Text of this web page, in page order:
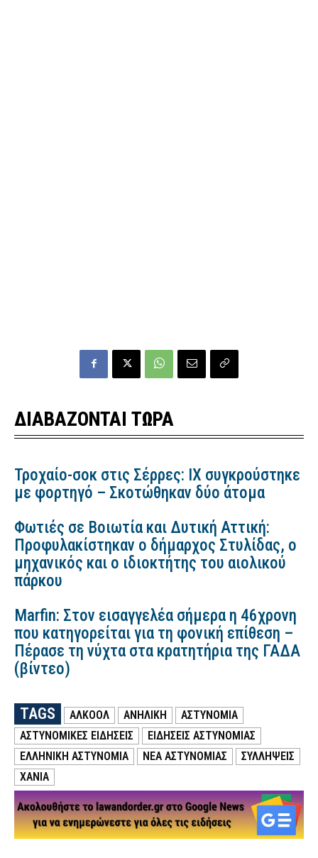
ΔΙΑΒΑΖΟΝΤΑΙ ΤΩΡΑ
Τροχαίο-σοκ στις Σέρρες: ΙΧ συγκρούστηκε
με φορτηγό – Σκοτώθηκαν δύο άτομα
Φωτιές σε Βοιωτία και Δυτική Αττική:
Προφυλακίστηκαν ο δήμαρχος Στυλίδας, ο
μηχανικός και ο ιδιοκτήτης του αιολικού
πάρκου
Marfin: Στον εισαγγελέα σήμερα η 46χρονη
που κατηγορείται για τη φονική επίθεση –
Πέρασε τη νύχτα στα κρατητήρια της ΓΑΔΑ
(βίντεο)
TAGS ΑΛΚΟΟΛ ΑΝΗΛΙΚΗ
ΑΣΤΥΝΟΜΙΑ
ΑΣΤΥΝΟΜΙΚΕΣ ΕΙΔΗΣΕΙΣ
ΕΙΔΗΣΕΙΣ ΑΣΤΥΝΟΜΙΑΣ
ΕΛΛΗΝΙΚΗ ΑΣΤΥΝΟΜΙΑ
ΝΕΑ ΑΣΤΥΝΟΜΙΑΣ
ΣΥΛΛΗΨΕΙΣ
ΧΑΝΙΑ